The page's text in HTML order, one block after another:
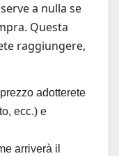
a nulla se
Questa
raggiungere,
adotterete
ecc.) e
arriverà il